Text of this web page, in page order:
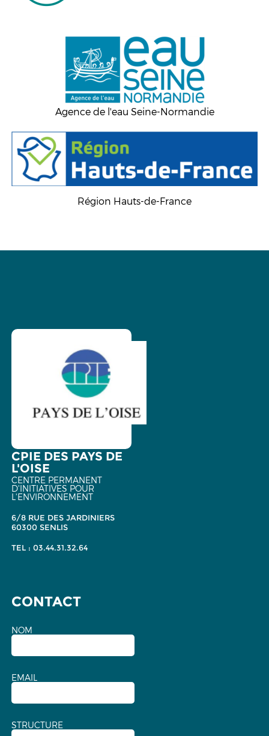
Agence de l'eau Seine-Normandie
Région Hauts-de-France
CPIE DES PAYS DE
L'OISE
CENTRE PERMANENT
D'INITIATIVES POUR
L'ENVIRONNEMENT
6/8 RUE DES JARDINIERS
60300 SENLIS
TEL : 03.44.31.32.64
CONTACT
NOM
EMAIL
STRUCTURE